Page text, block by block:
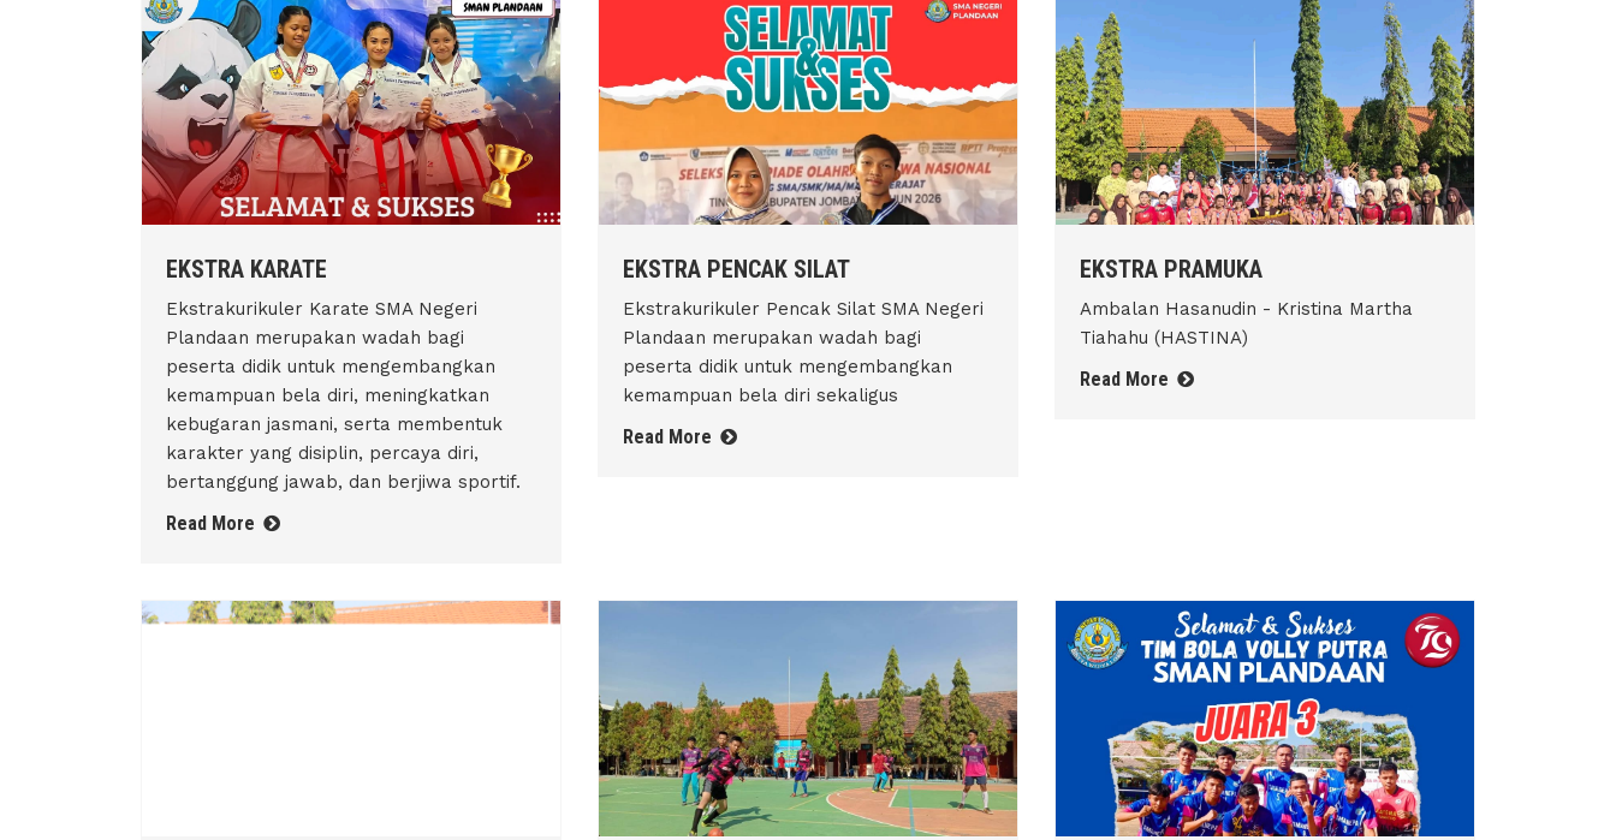
EKSTRA KARATE
Ekstrakurikuler Karate SMA Negeri
Plandaan merupakan wadah bagi
peserta didik untuk mengembangkan
kemampuan bela diri, meningkatkan
kebugaran jasmani, serta membentuk
karakter yang disiplin, percaya diri,
bertanggung jawab, dan berjiwa sportif.
Read More
EKSTRA PENCAK SILAT
Ekstrakurikuler Pencak Silat SMA Negeri
Plandaan merupakan wadah bagi
peserta didik untuk mengembangkan
kemampuan bela diri sekaligus
Read More
EKSTRA PRAMUKA
Ambalan Hasanudin - Kristina Martha
Tiahahu (HASTINA)
Read More